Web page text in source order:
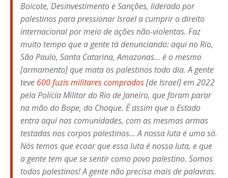
Boicote, Desinvestimento e Sanções, liderado por
palestinos para pressionar Israel a cumprir o direito
internacional por meio de ações não-violentas. Faz
muito tempo que a gente tá denunciando: aqui no Rio,
São Paulo, Santa Catarina, Amazonas… é o mesmo
[armamento] que mata os palestinos todo dia. A gente
teve 600 fuzis militares comprados[de Israel] em 2022
pela Polícia Militar do Rio de Janeiro, que foram parar
na mão do Bope, do Choque. É assim que o Estado
entra aqui nas comunidades, com as mesmas armas
testadas nos corpos palestinos… A nossa luta é uma só.
Nós temos que ecoar que essa luta é nossa luta, e que
a gente tem que se sentir como povo palestino. Somos
todos palestinos! A gente não precisa mais de palavras.